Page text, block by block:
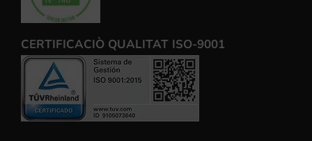
CERTIFICACIÒ QUALITAT ISO-9001